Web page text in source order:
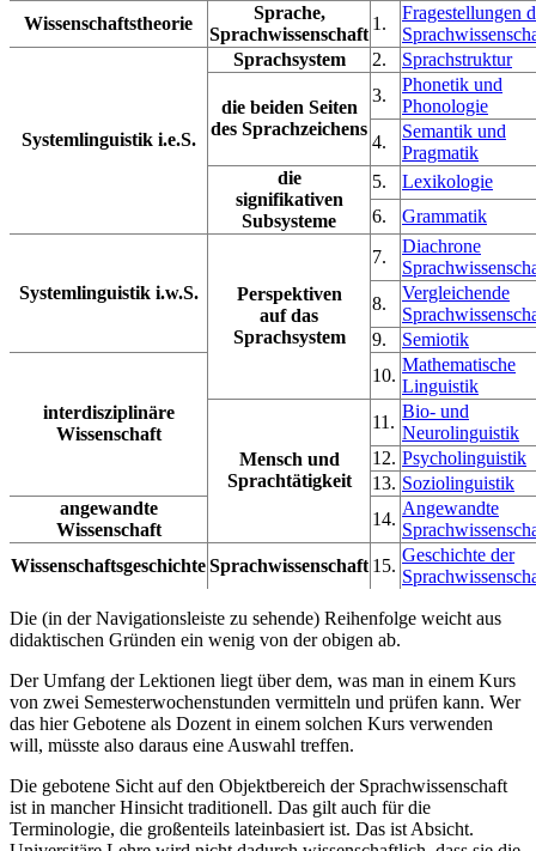
Wissenschaftstheorie
Sprache,
Sprachwissenschaft
1.
Fragestellungen
Systemlinguistik i.e.S.
Sprachsystem 2. Sprachstruktur
die beiden Seiten
des Sprachzeichens
3.
Phonetik und
Phonologie
4.
Semantik und
Pragmatik
die
signifikativen
Subsysteme
5.
Lexikologie
6.
Grammatik
Systemlinguistik i.w.S.
Perspektiven
auf das
Sprachsystem
7.
Diachrone
8.
Vergleichende
9.
Semiotik
interdisziplinäre
Wissenschaft
10.
Mathematische
Linguistik
Mensch und
Sprachtätigkeit
11.
Bio- und
Neurolinguistik
12. Psycholinguistik
13. Soziolinguistik
angewandte
Wissenschaft
14.
Angewandte
WissenschaftsgeschichteSprachwissenschaft 15.
Geschichte der
Die (in der Navigationsleiste zu sehende) Reihenfolge weicht aus
didaktischen Gründen ein wenig von der obigen ab.
Der Umfang der Lektionen liegt über dem, was man in einem Kurs
von zwei Semesterwochenstunden vermitteln und prüfen kann. Wer
das hier Gebotene als Dozent in einem solchen Kurs verwenden
will, müsste also daraus eine Auswahl treffen.
Die gebotene Sicht auf den Objektbereich der Sprachwissenschaft
ist in mancher Hinsicht traditionell. Das gilt auch für die
Terminologie, die großenteils lateinbasiert ist. Das ist Absicht.